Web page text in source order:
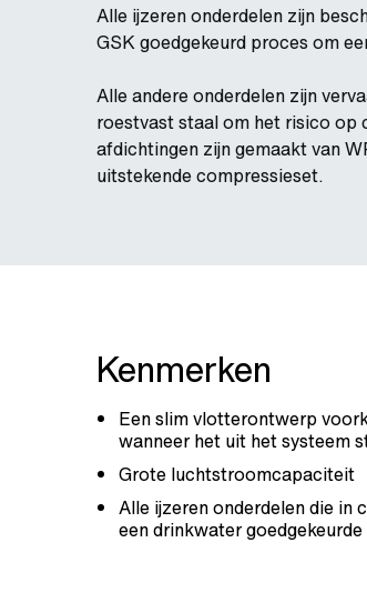
Alle ijzeren onderdelen zijn
GSK goedgekeurd proces om
Alle andere onderdelen zijn
roestvast staal om het risico op
afdichtingen zijn gemaakt van
uitstekende compressieset.
Kenmerken
Een slim vlotterontwerp
wanneer het uit het systeem
Grote luchtstroomcapaciteit
Alle ijzeren onderdelen die in
een drinkwater